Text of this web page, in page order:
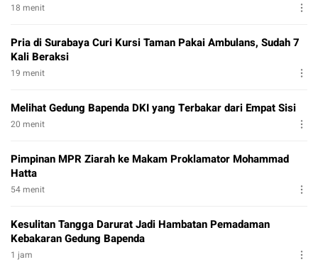
18 menit
Pria di Surabaya Curi Kursi Taman Pakai Ambulans, Sudah 7
Kali Beraksi
19 menit
Melihat Gedung Bapenda DKI yang Terbakar dari Empat Sisi
20 menit
Pimpinan MPR Ziarah ke Makam Proklamator Mohammad
Hatta
54 menit
Kesulitan Tangga Darurat Jadi Hambatan Pemadaman
Kebakaran Gedung Bapenda
1 jam